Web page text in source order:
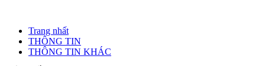
Trang nhất
THÔNG TIN
THÔNG TIN KHÁC